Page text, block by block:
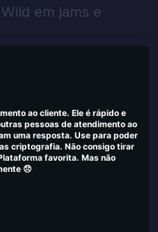
em jams e
$ 80 ganhando muito lento
ao cliente. Ele é rápido e
pessoas de atendimento ao
uma resposta. Use para poder
criptografia. Não consigo tirar
favorita. Mas não
😞